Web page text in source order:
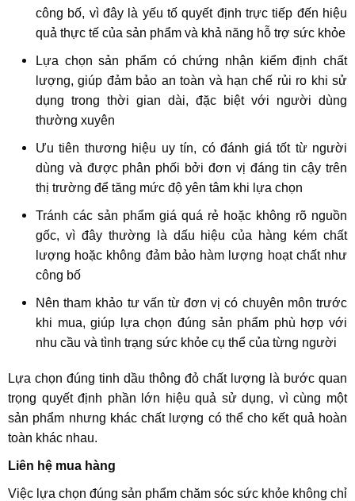
công bố, vì đây là yếu tố quyết định trực tiếp đến hiệu
quả thực tế của sản phẩm và khả năng hỗ trợ sức khỏe
Lựa chọn sản phẩm có chứng nhận kiểm định chất
lượng, giúp đảm bảo an toàn và hạn chế rủi ro khi sử
dụng trong thời gian dài, đặc biệt với người dùng
thường xuyên
Ưu tiên thương hiệu uy tín, có đánh giá tốt từ người
dùng và được phân phối bởi đơn vị đáng tin cậy trên
thị trường để tăng mức độ yên tâm khi lựa chọn
Tránh các sản phẩm giá quá rẻ hoặc không rõ nguồn
gốc, vì đây thường là dấu hiệu của hàng kém chất
lượng hoặc không đảm bảo hàm lượng hoạt chất như
công bố
Nên tham khảo tư vấn từ đơn vị có chuyên môn trước
khi mua, giúp lựa chọn đúng sản phẩm phù hợp với
nhu cầu và tình trạng sức khỏe cụ thể của từng người
Lựa chọn đúng tinh dầu thông đỏ chất lượng là bước quan
trọng quyết định phần lớn hiệu quả sử dụng, vì cùng một
sản phẩm nhưng khác chất lượng có thể cho kết quả hoàn
toàn khác nhau.
Liên hệ mua hàng
Việc lựa chọn đúng sản phẩm chăm sóc sức khỏe không chỉ